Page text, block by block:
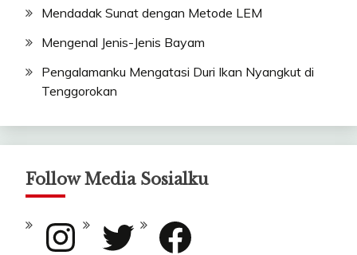
Mendadak Sunat dengan Metode LEM
Mengenal Jenis-Jenis Bayam
Pengalamanku Mengatasi Duri Ikan Nyangkut di
Tenggorokan
Follow Media Sosialku
Instagram Twitter Facebook